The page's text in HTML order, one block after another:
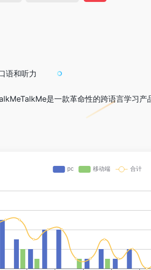
语和听力
是一款革命性的跨语言学习产